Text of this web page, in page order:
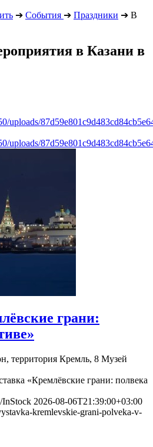
➔ События ➔ Праздники ➔ В
в Казани в
uploads/
uploads/
грани:
территория Кремль, 8 Музей
«Кремлёвские грани: полвека
InStock 2026-08-06T21:39:00+03:00
kremlevskie-grani-polveka-v-